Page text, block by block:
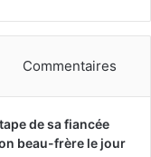
Commentaires
de sa fiancée
beau-frère le jour